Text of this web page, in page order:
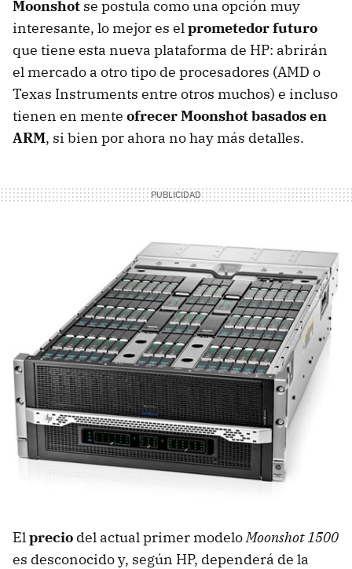
Moonshot se postula como una opción muy
interesante, lo mejor es elprometedor futuro
que tiene esta nueva plataforma de HP: abrirán
el mercado a otro tipo de procesadores (AMD o
Texas Instruments entre otros muchos) e incluso
tienen en mente ofrecer Moonshot basados en
ARM, si bien por ahora no hay más detalles.
Elprecio del actual primer modeloMoonshot 1500
es desconocido y, según HP, dependerá de la